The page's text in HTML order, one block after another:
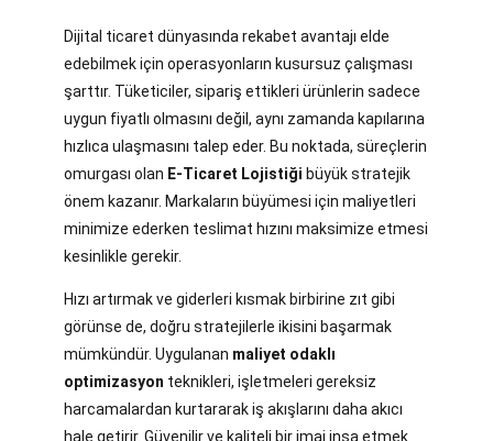
Dijital ticaret dünyasında rekabet avantajı elde
edebilmek için operasyonların kusursuz çalışması
şarttır. Tüketiciler, sipariş ettikleri ürünlerin sadece
uygun fiyatlı olmasını değil, aynı zamanda kapılarına
hızlıca ulaşmasını talep eder. Bu noktada, süreçlerin
omurgası olan E-Ticaret Lojistiği büyük stratejik
önem kazanır. Markaların büyümesi için maliyetleri
minimize ederken teslimat hızını maksimize etmesi
kesinlikle gerekir.
Hızı artırmak ve giderleri kısmak birbirine zıt gibi
görünse de, doğru stratejilerle ikisini başarmak
mümkündür. Uygulanan maliyet odaklı
optimizasyon teknikleri, işletmeleri gereksiz
harcamalardan kurtararak iş akışlarını daha akıcı
hale getirir. Güvenilir ve kaliteli bir imaj inşa etmek